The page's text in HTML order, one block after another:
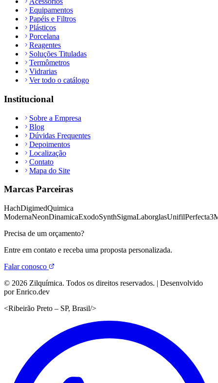
Equipamentos
Papéis e Filtros
Plásticos
Porcelana
Reagentes
Soluções Tituladas
Termômetros
Vidrarias
Ver todo o catálogo
Institucional
Sobre a Empresa
Blog
Dúvidas Frequentes
Depoimentos
Localização
Contato
Mapa do Site
Marcas Parceiras
HachDigimedQuimica
ModernaNeonDinamicaExodoSynthSigmaLaborglasUnifilPerfecta
Precisa de um orçamento?
Entre em contato e receba uma proposta personalizada.
Falar conosco
© 2026 Zilquímica. Todos os direitos reservados. | Desenvolvido
por Enrico.dev
<Ribeirão Preto – SP, Brasil/>